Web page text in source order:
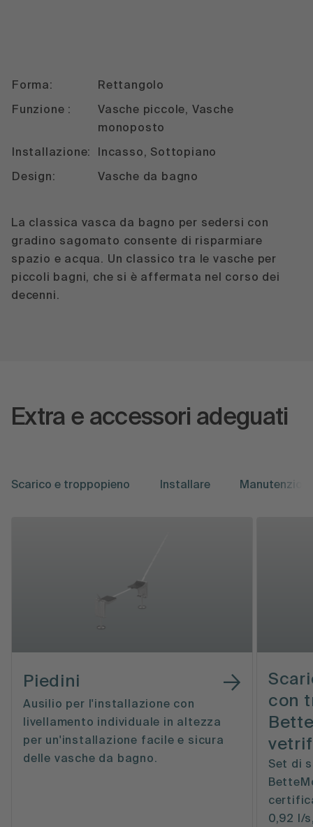
Forma: Rettangolo
Funzione :
Vasche piccole, Vasche
monoposto
Installazione: Incasso, Sottopiano
Design: Vasche da bagno
La classica vasca da bagno per sedersi con
gradino sagomato consente di risparmiare
spazio e acqua. Un classico tra le vasche per
piccoli bagni, che si è affermata nel corso dei
decenni.
Extra e accessori adeguati
Scarico e troppopieno Installare
Piedini
Ausilio per l'installazione con
livellamento individuale in altezza
per un'installazione facile e sicura
delle vasche da bagno.
con
Set di
0,92 l/